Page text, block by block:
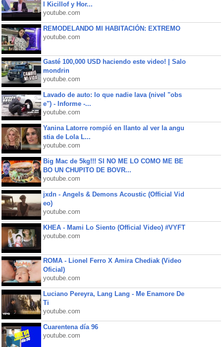
l Kicillof y Hor...
youtube.com
REMODELANDO MI HABITACIÓN: EXTREMO
youtube.com
Gasté 100,000 USD haciendo este video! | Salo
mondrin
youtube.com
Lavado de auto: lo que nadie lava (nivel "obs
e") - Informe -...
youtube.com
Yanina Latorre rompió en llanto al ver la angu
stia de Lola L...
youtube.com
Big Mac de 5kg!!! SI NO ME LO COMO ME BE
BO UN CHUPITO DE BOVR...
youtube.com
jxdn - Angels & Demons Acoustic (Official Vid
eo)
youtube.com
KHEA - Mami Lo Siento (Official Video) #VYFT
youtube.com
ROMA - Lionel Ferro X Amira Chediak (Video
Oficial)
youtube.com
Luciano Pereyra, Lang Lang - Me Enamore De
Ti
youtube.com
Cuarentena día 96
youtube.com